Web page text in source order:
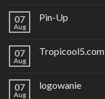
07
Aug
Pin-Up
07
Aug
Tropicool5.com
07
Aug
logowanie